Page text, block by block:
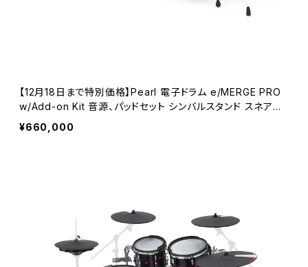
【12月18日まで特別価格】Pearl 電子ドラム e/MERGE PRO
w/Add-on Kit 音源、パッドセット シンバルスタンド スネアス
タンドEMPP925S/C-AOK :Piano Black w/Red Stripe(#7
¥660,000